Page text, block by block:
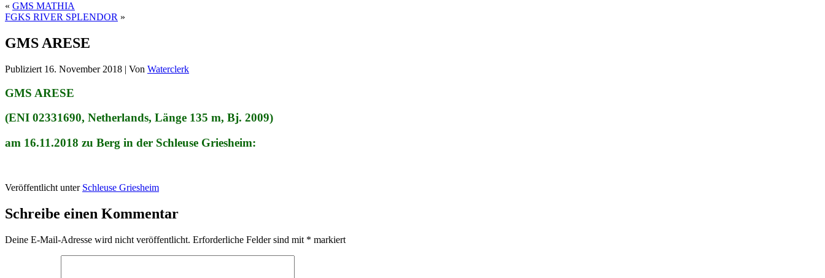
« GMS MATHIA
FGKS RIVER SPLENDOR »
GMS ARESE
Publiziert 16. November 2018 | Von Waterclerk
GMS ARESE
(ENI 02331690, Netherlands, Länge 135 m, Bj. 2009)
am 16.11.2018 zu Berg in der Schleuse Griesheim:
Veröffentlicht unter Schleuse Griesheim
Schreibe einen Kommentar
Deine E-Mail-Adresse wird nicht veröffentlicht. Erforderliche Felder sind mit * markiert